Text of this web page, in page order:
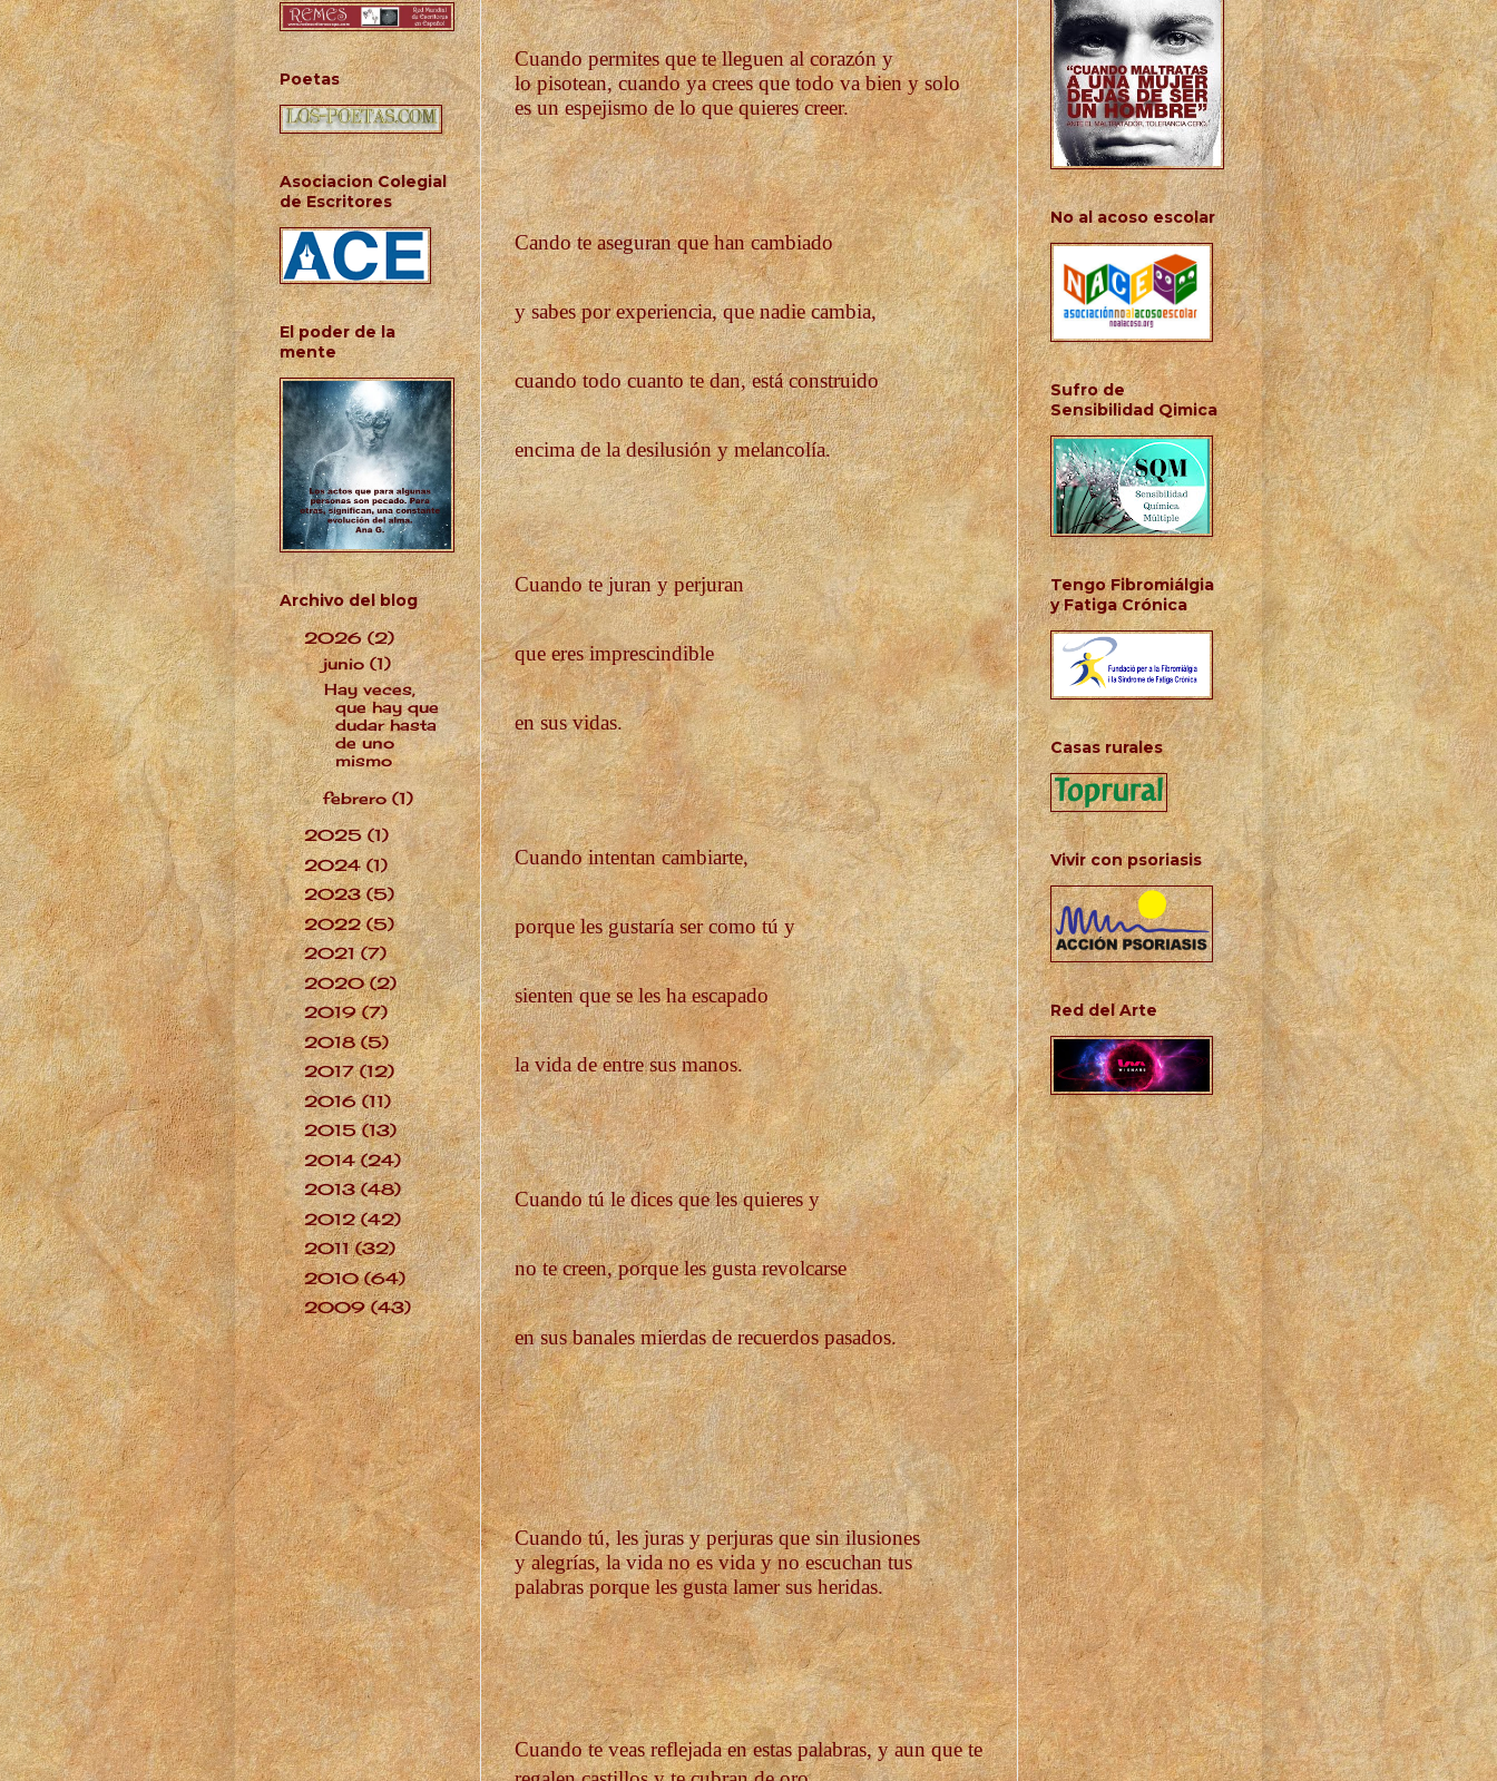
Cuando permites que te lleguen al corazón y
lo pisotean,cuando ya crees que todo va bieny solo
es un espejismo de lo que quieres creer.
Cando te aseguran que han cambiado
y sabes por experiencia, que nadie cambia,
cuando todo cuanto te dan, está construido
encima de la desilusión y melancolía.
Cuando te juran y perjuran
que eres imprescindible
en sus vidas.
Cuando intentan cambiarte,
porque les gustaría ser como tú y
sienten que se les ha escapado
la vida de entre sus manos.
Cuando tú le dices que les quieres y
no te creen, porque les gusta revolcarse
en sus banales mierdas de recuerdos pasados.
Cuando tú, les juras y perjuras que sin ilusiones
y alegrías, la vida no es vida y no escuchan tus
palabras porque les gusta lamer sus heridas.
Cuando te veas reflejada en estas palabras, y aun que te
Poetas
Asociacion Colegial
de Escritores
El poder de la
mente
Archivo del blog
▼2026(2)
▼junio(1)
Hay veces,
que hay que
dudar hasta
de uno
mismo
►febrero(1)
►2025(1)
►2024(1)
►2023(5)
►2022(5)
►2021(7)
►2020(2)
►2019(7)
►2018(5)
►2017(12)
►2016(11)
►2015(13)
►2014(24)
►2013(48)
►2012(42)
►2011(32)
►2010(64)
►2009(43)
No al acoso escolar
Sufro de
Sensibilidad Qimica
Tengo Fibromiálgia
y Fatiga Crónica
Casas rurales
Vivir con psoriasis
Red del Arte